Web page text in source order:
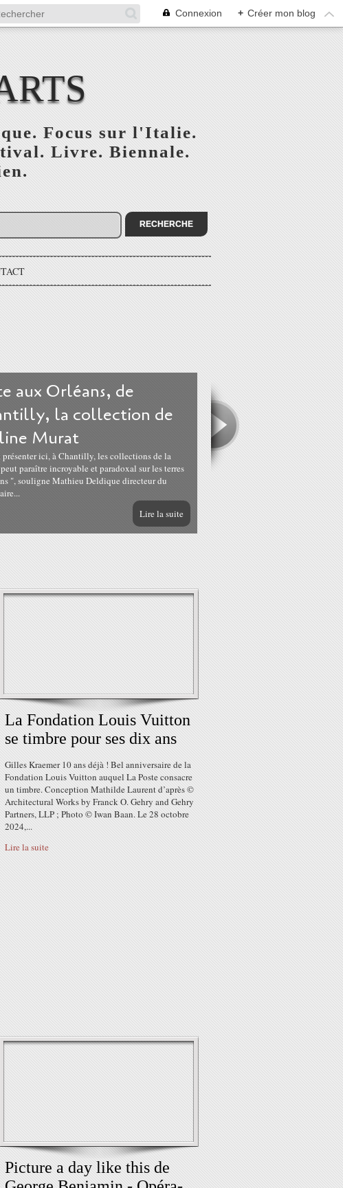
Connexion + Créer mon blog
Focus sur l'Italie.
Livre. Biennale.
aux Orléans, de
la collection de
Murat
ici, à Chantilly, les collections de la
paraître incroyable et paradoxal sur les terres
", souligne Mathieu Deldique directeur du
Lire la suite
La Fondation Louis Vuitton
se timbre pour ses dix ans
Gilles Kraemer 10 ans déjà ! Bel anniversaire de la
Fondation Louis Vuitton auquel La Poste consacre
un timbre. Conception Mathilde Laurent d’après ©
Architectural Works by Franck O. Gehry and Gehry
Partners, LLP ; Photo © Iwan Baan. Le 28 octobre
2024,...
Lire la suite
Picture a day like this de